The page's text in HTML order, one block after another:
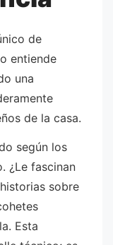
de
entiende
una
de la casa.
según los
¿Le fascinan
sobre
Esta